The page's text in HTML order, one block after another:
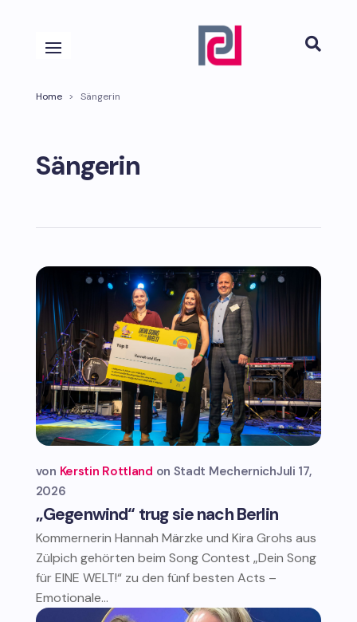

Home > Sängerin
Sängerin
„Gegenwind“ trug sie nach Berlin
von Kerstin Rottland Stadt MechernichJuli 17,
2026
Kommernerin Hannah Märzke und Kira Grohs aus
Zülpich gehörten beim Song Contest „Dein Song
für EINE WELT!“ zu den fünf besten Acts –
Emotionale...